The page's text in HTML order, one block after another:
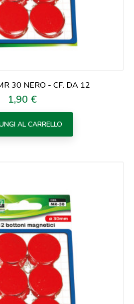
30 NERO - CF. DA 12
Prezzo
1,90 €
AL CARRELLO